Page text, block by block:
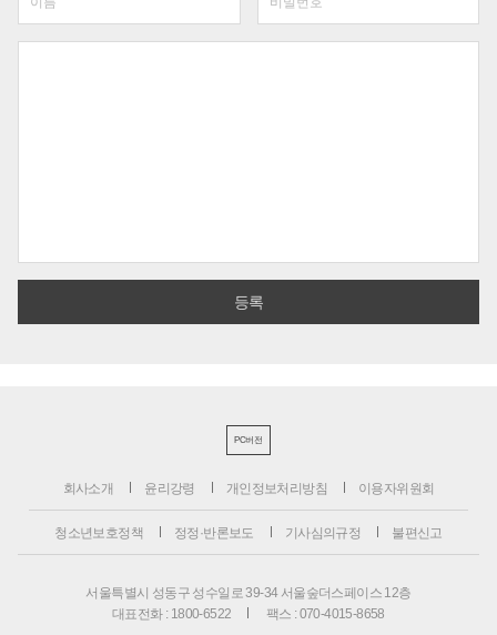
PC버전
회사소개 윤리강령 개인정보처리방침 이용자위원회
청소년보호정책 정정·반론보도 기사심의규정 불편신고
서울특별시 성동구 성수일로 39-34 서울숲더스페이스 12층
대표전화 : 1800-6522
팩스 : 070-4015-8658